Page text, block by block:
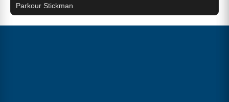
Parkour Stickman